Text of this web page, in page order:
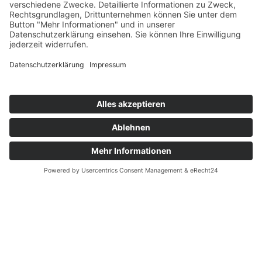
Service für
Praxen
Patienten
Kontakt
Karriere
+49 (0) 8841/678 55 41
info@dentallabor-millwood.de